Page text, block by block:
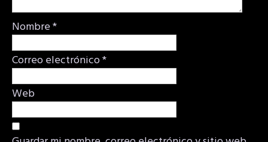
Nombre*
Correo electrónico*
Web